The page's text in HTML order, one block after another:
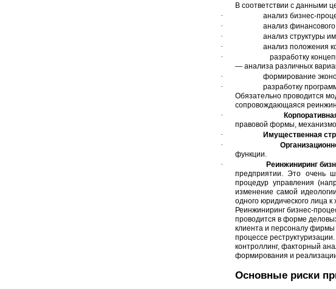
В соответствии с данными
· анализ бизнес-
· анализ
· анализ структуры
· анализ положения
·
разработку
— анализа различных
· формирование
·
разработку
Обязательно проводится
сопровождающаяся
·
правовой формы,
· Имущественная
·
функции.
· Реинжиниринг
предприятии. Это очень
процедур управления
изменение самой
одного юридического лица
Реинжиниринг бизнес-
проводится в форме
клиента и персоналу
процессе
контроллинг, факторный
формирования и
Основные риски